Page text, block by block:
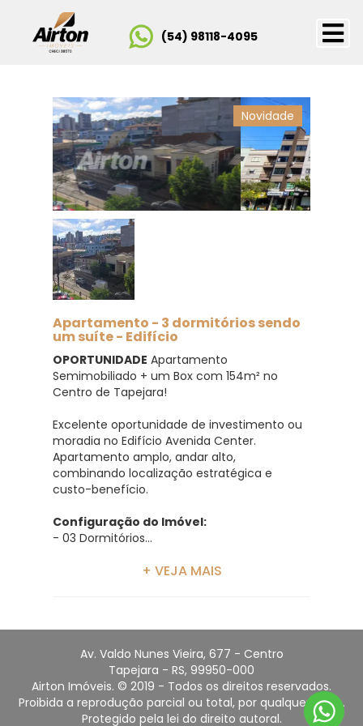
(54) 98118-4095
Novidade
Apartamento - 3 dormitórios sendo
um suíte - Edifício
OPORTUNIDADE Apartamento
Semimobiliado + um Box com 154m² no
Centro de Tapejara!
Excelente oportunidade de investimento ou
moradia no Edifício Avenida Center.
Apartamento amplo, andar alto,
combinando localização estratégica e
custo-benefício.
Configuração do Imóvel:
- 03 Dormitórios...
+ VEJA MAIS
Av. Valdo Nunes Vieira, 677 - Centro
Tapejara - RS, 99950-000
Airton Imóveis. © 2019 - Todos os direitos reservados.
Proibida a reprodução parcial ou total, por qualquer meio.
Protegido pela lei do direito autoral.